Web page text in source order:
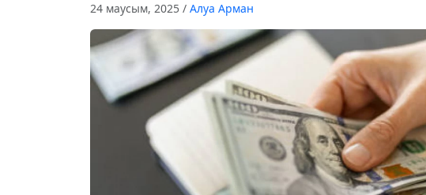
24 маусым, 2025 / Алуа Арман